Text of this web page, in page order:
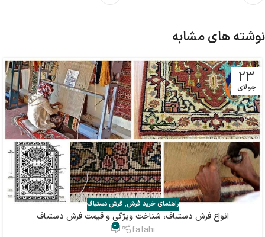
نوشته های مشابه
23
جولای
راهنمای خرید فرش, فرش دستباف
انواع فرش دستباف، شناخت ویژگی و قیمت فرش دستباف
fatahi
0